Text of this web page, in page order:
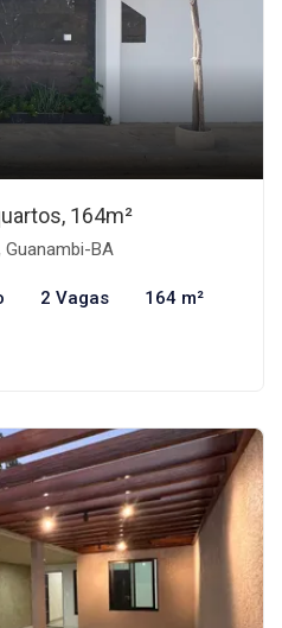
164m²
BA
2 Vagas 164 m²